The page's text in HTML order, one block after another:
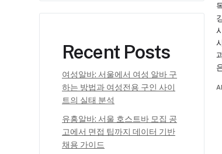
Recent Posts
여성알바: 서울에서 여성 알바 구
하는 방법과 여성전용 구인 사이
트의 실태 분석
유흥알바: 서울 호스트바 모집 공
고에서 면접 팁까지 데이터 기반
채용 가이드